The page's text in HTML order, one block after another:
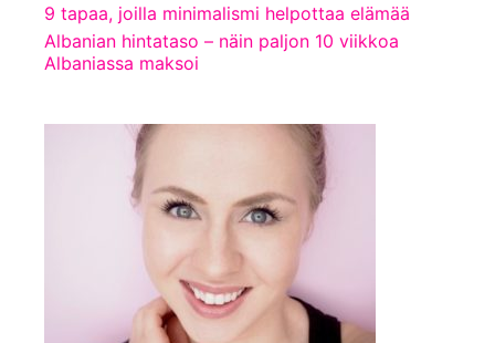
9 tapaa, joilla minimalismi helpottaa elämää
Albanian hintataso – näin paljon 10 viikkoa
Albaniassa maksoi